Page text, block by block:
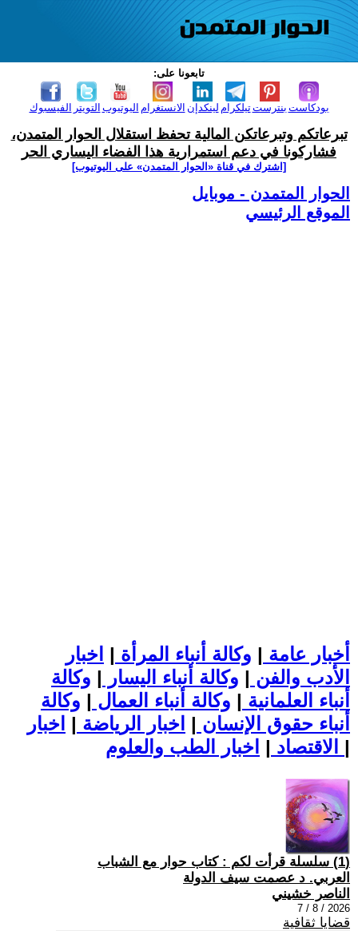
تابعونا على:
الفيسبوك التويتر اليوتيوب الانستغرام لينكدإن تيلكرامبنترست بودكاست
تبرعاتكم وتبرعاتكن المالية تحفظ استقلال الحوار المتمدن،
فشاركونا في دعم استمرارية هذا الفضاء اليساري الحر
[اشترك في قناة ‫«الحوار المتمدن» على اليوتيوب]
الحوار المتمدن - موبايل
الموقع الرئيسي
أخبار عامة | وكالة أنباء المرأة | اخبار
الأدب والفن | وكالة أنباء اليسار | وكالة
أنباء العلمانية | وكالة أنباء العمال | وكالة
أنباء حقوق الإنسان | اخبار الرياضة | اخبار
الاقتصاد | |
(1) سلسلة قرأت لكم : كتاب حوار مع الشباب
العربي. د عصمت سيف الدولة
الناصر خشيني
2026 / 8 / 7
قضايا ثقافية